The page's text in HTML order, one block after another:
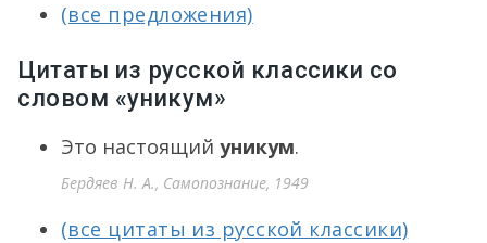
(все предложения)
Цитаты из русской классики со
словом «уникум»
Это настоящий уникум.
Бердяев Н. А., Самопознание, 1949
(все цитаты из русской классики)